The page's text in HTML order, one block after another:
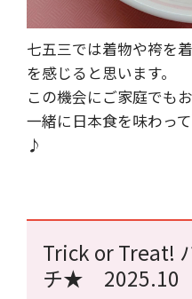
七五三では着物や袴を
を感じると思います。
この機会にご家庭でも
一緒に日本食を味わっ
♪
Trick or Treat!
チ★ 2025.10